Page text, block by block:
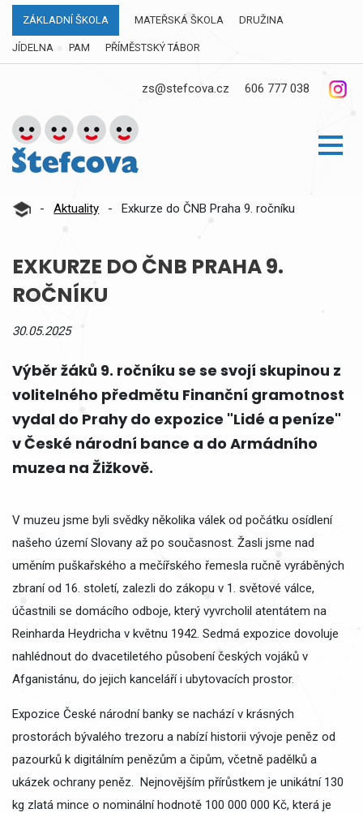
ZÁKLADNÍ ŠKOLA MATEŘSKÁ ŠKOLA DRUŽINA
JÍDELNA PAM PŘÍMĚSTSKÝ TÁBOR
zs@stefcova.cz 606 777 038
- Aktuality - Exkurze do ČNB Praha 9. ročníku
EXKURZE DO ČNB PRAHA 9.
ROČNÍKU
30.05.2025
Výběr žáků 9. ročníku se se svojí skupinou z
volitelného předmětu Finanční gramotnost
vydal do Prahy do expozice "Lidé a peníze"
v České národní bance a do Armádního
muzea na Žižkově.
V muzeu jsme byli svědky několika válek od počátku osídlení
našeho území Slovany až po současnost. Žasli jsme nad
uměním puškařského a mečířského řemesla ručně vyráběných
zbraní od 16. století, zalezli do zákopu v 1. světové válce,
účastnili se domácího odboje, který vyvrcholil atentátem na
Reinharda Heydricha v květnu 1942. Sedmá expozice dovoluje
nahlédnout do dvacetiletého působení českých vojáků v
Afganistánu, do jejich kanceláří i ubytovacích prostor.
Expozice České národní banky se nachází v krásných
prostorách bývalého trezoru a nabízí historii vývoje peněz od
pazourků k digitálním penězům a čipům, včetně padělků a
ukázek ochrany peněz. Nejnovějším přírůstkem je unikátní 130
kg zlatá mince o nominální hodnotě 100 000 000 Kč, která je